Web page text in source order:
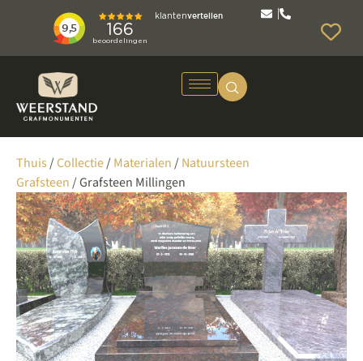
Thuis/Collectie/Materialen/Natuursteen
Grafsteen/ Grafsteen Millingen